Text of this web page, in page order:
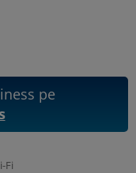
pe
Fi